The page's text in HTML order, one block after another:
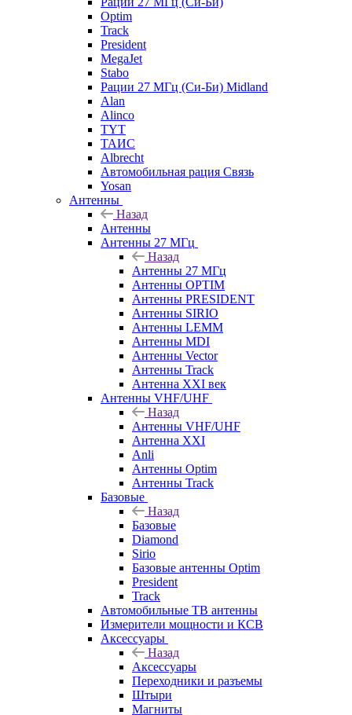
Optim
Track
President
MegaJet
Stabo
Рации 27 МГц (Си-Би) Midland
Alan
Alinco
TYT
ТАИС
Albrecht
Автомобильная рация Связь
Yosan
Антенны
Назад
Антенны
Антенны 27 МГц
Назад
Антенны 27 МГц
Антенны OPTIM
Антенны PRESIDENT
Антенны SIRIO
Антенны LEMM
Антенны MDI
Антенны Vector
Антенны Track
Антенна XXI век
Антенны VHF/UHF
Назад
Антенны VHF/UHF
Антенна XXI
Anli
Антенны Optim
Антенны Track
Базовые
Назад
Базовые
Diamond
Sirio
Базовые антенны Optim
President
Track
Автомобильные ТВ антенны
Измерители мощности и КСВ
Аксессуары
Назад
Аксессуары
Переходники и разъемы
Штыри
Магниты